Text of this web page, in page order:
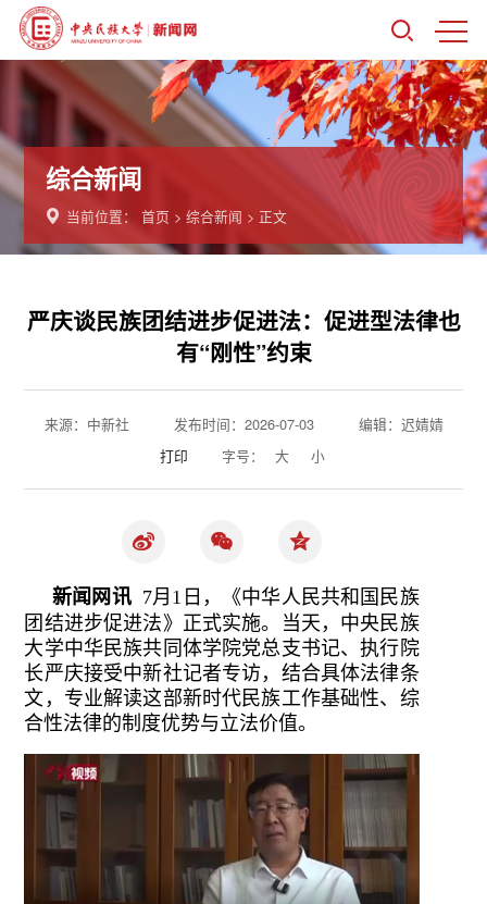
综合新闻
当前位置：首页 >综合新闻 > 正文
严庆谈民族团结进步促进法：促进型法律也
有“刚性”约束
来源：中新社 发布时间：2026-07-03
编辑：迟婧婧
打印
字号： 大 小
新闻网讯7月1日，《中华人民共和国民族
团结进步促进法》正式实施。当天，中央民族
大学中华民族共同体学院党总支书记、执行院
长严庆接受中新社记者专访，结合具体法律条
文，专业解读这部新时代民族工作基础性、综
合性法律的制度优势与立法价值。